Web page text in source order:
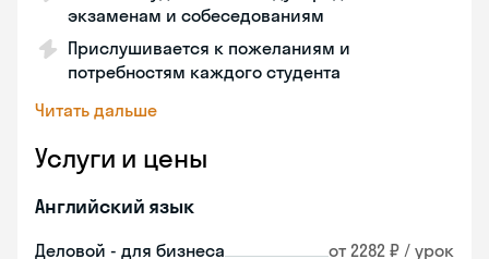
экзаменам и собеседованиям
Прислушивается к пожеланиям и
потребностям каждого студента
Читать дальше
Услуги и цены
Английский язык
Деловой - для бизнеса от 2282 ₽ / урок